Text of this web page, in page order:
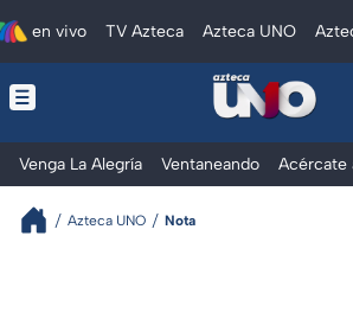
en vivo TV Azteca Azteca UNO
Venga La Alegría Ventaneando Acércate
Azteca UNO Nota